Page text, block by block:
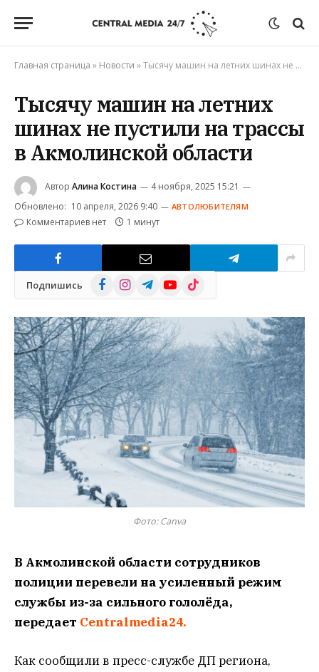
Главная страница » Новости »Тысячу машин на летних шинах не пустили на трассы в Акмолинской области
Тысячу машин на летних
шинах не пустили на трассы
в Акмолинской области
Автор Алина Костина
4 ноября, 2025 15:21
Обновлено: 10 апреля, 2026 9:40 АВТОЛЮБИТЕЛЯМ
Комментариев нет 1 минут
Подпишись FacebookInstagramTelegramYouTube
TikTok
Фото: Canva
В Акмолинской области сотрудников
полиции перевели на усиленный режим
службы из-за сильного гололёда,
передает Centralmedia24.
Как сообщили в пресс-службе ДП региона,